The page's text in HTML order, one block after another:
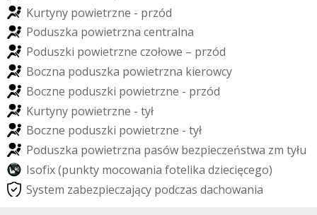
Kurtyny powietrzne - przód
Poduszka powietrzna centralna
Poduszki powietrzne czołowe – przód
Boczna poduszka powietrzna kierowcy
Boczne poduszki powietrzne - przód
Kurtyny powietrzne - tył
Boczne poduszki powietrzne - tył
Poduszka powietrzna pasów bezpieczeństwa zm tyłu
Isofix(punkty mocowania fotelika dziecięcego)
System zabezpieczający podczas dachowania